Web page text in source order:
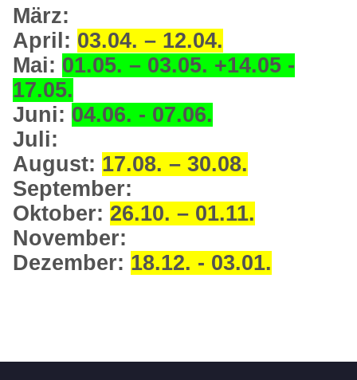
März:
April: 03.04. – 12.04.
Mai: 01.05. – 03.05. +14.05 -
17.05.
Juni: 04.06. - 07.06.
Juli:
August: 17.08. – 30.08.
September:
Oktober: 26.10. – 01.11.
November:
Dezember: 18.12. - 03.01.